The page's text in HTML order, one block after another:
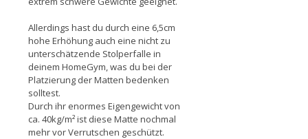
Allerdings hast du durch eine 6,5cm
hohe Erhöhung auch eine nicht zu
unterschätzende Stolperfalle in
deinem HomeGym, was du bei der
Platzierung der Matten bedenken
solltest.
Durch ihr enormes Eigengewicht von
ca. 40kg/m² ist diese Matte nochmal
mehr vor Verrutschen geschützt.